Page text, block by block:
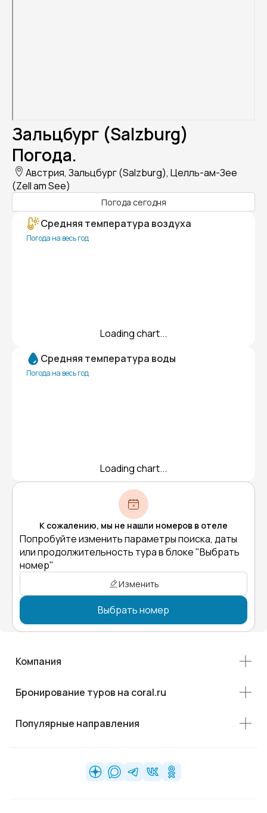
Зальцбург (Salzburg)
Погода.
Австрия, Зальцбург (Salzburg), Целль-ам-Зее
(Zell am See)
Погода сегодня
Средняя температура воздуха
Погода на весь год
Loading chart...
Средняя температура воды
Погода на весь год
Loading chart...
К сожалению, мы не нашли номеров в отеле
Попробуйте изменить параметры поиска, даты
или продолжительность тура в блоке "Выбрать
номер"
Изменить
Выбрать номер
Компания
Бронирование туров на coral.ru
Популярные направления